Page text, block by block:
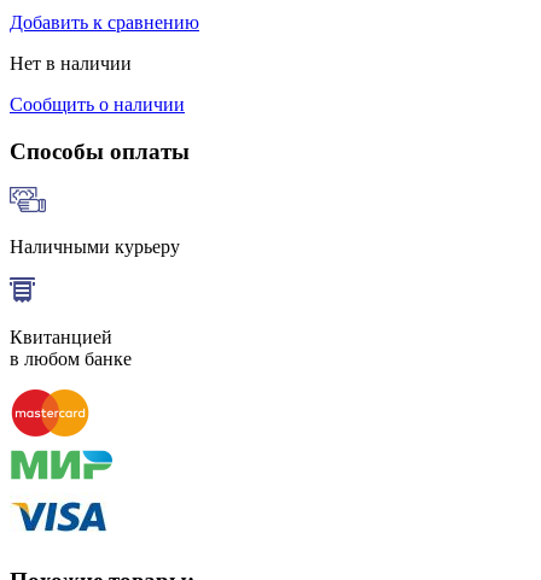
Добавить к сравнению
Нет в наличии
Сообщить о наличии
Способы оплаты
Наличными курьеру
Квитанцией
в любом банке